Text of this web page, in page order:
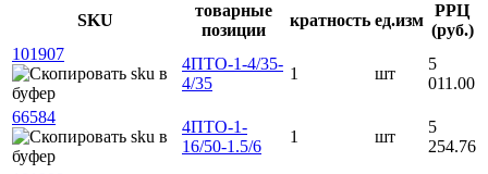
SKU
товарные
позиции
кратность ед.изм
РРЦ
(руб.)
101907
4ПТО-1-4/35-
4/35
1 шт
5
011.00
66584
4ПТО-1-
16/50-1.5/6
1 шт
5
254.76